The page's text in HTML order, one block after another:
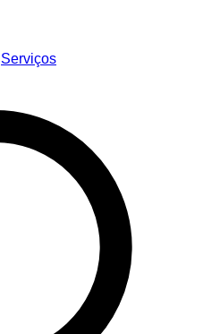
Serviços